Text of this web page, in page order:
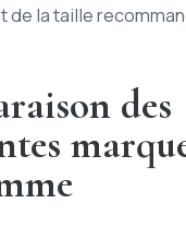
de la taille
des